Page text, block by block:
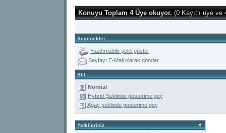
Konuyu Toplam 4 Üye okuyor. (0 Kayıtlı üye ve
Seçenekler
Yazdırılabilir şekli göster
Sayfayı E-Mail olarak gönder
Stil
Normal
Hybrid-Şeklinde gösterime geç
Ağaç şeklinde gösterime geç
Yetkileriniz